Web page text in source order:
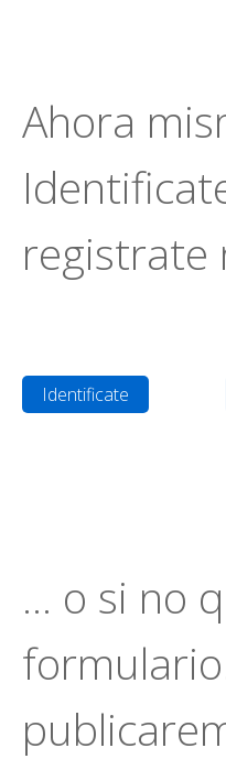
Ahora
registrate
Identificate
... o si no